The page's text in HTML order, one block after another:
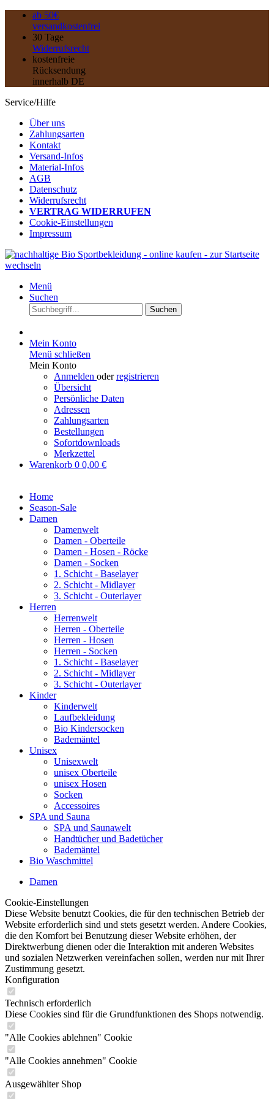
ab 50€
versandkostenfrei
30 Tage
Widerrufsrecht
kostenfreie
Rücksendung
innerhalb DE
Service/Hilfe
Über uns
Zahlungsarten
Kontakt
Versand-Infos
Material-Infos
AGB
Datenschutz
Widerrufsrecht
VERTRAG WIDERRUFEN
Cookie-Einstellungen
Impressum
Menü
Suchen
Suchen
Mein Konto
Menü schließen
Mein Konto
Anmelden oderregistrieren
Übersicht
Persönliche Daten
Adressen
Zahlungsarten
Bestellungen
Sofortdownloads
Merkzettel
Warenkorb 0 0,00 €
Home
Season-Sale
Damen
Damenwelt
Damen - Oberteile
Damen - Hosen - Röcke
Damen - Socken
1. Schicht - Baselayer
2. Schicht - Midlayer
3. Schicht - Outerlayer
Herren
Herrenwelt
Herren - Oberteile
Herren - Hosen
Herren - Socken
1. Schicht - Baselayer
2. Schicht - Midlayer
3. Schicht - Outerlayer
Kinder
Kinderwelt
Laufbekleidung
Bio Kindersocken
Bademäntel
Unisex
Unisexwelt
unisex Oberteile
unisex Hosen
Socken
Accessoires
SPA und Sauna
SPA und Saunawelt
Handtücher und Badetücher
Bademäntel
Bio Waschmittel
Damen
Cookie-Einstellungen
Diese Website benutzt Cookies, die für den technischen Betrieb der
Website erforderlich sind und stets gesetzt werden. Andere Cookies,
die den Komfort bei Benutzung dieser Website erhöhen, der
Direktwerbung dienen oder die Interaktion mit anderen Websites
und sozialen Netzwerken vereinfachen sollen, werden nur mit Ihrer
Zustimmung gesetzt.
Konfiguration
Technisch erforderlich
Diese Cookies sind für die Grundfunktionen des Shops notwendig.
"Alle Cookies ablehnen" Cookie
"Alle Cookies annehmen" Cookie
Ausgewählter Shop